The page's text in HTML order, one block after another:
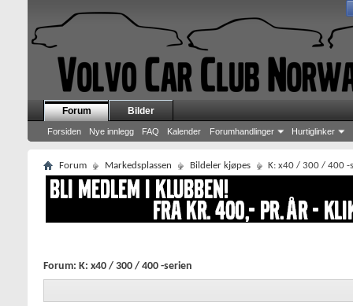
Forum
Forsiden Nye innlegg FAQ Kalender Forumhandlinger Hurtiglinker
Bilder
Forum Markedsplassen Bildeler kjøpes K: x40 / 300 / 400 -
Forum: K: x40 / 300 / 400 -serien